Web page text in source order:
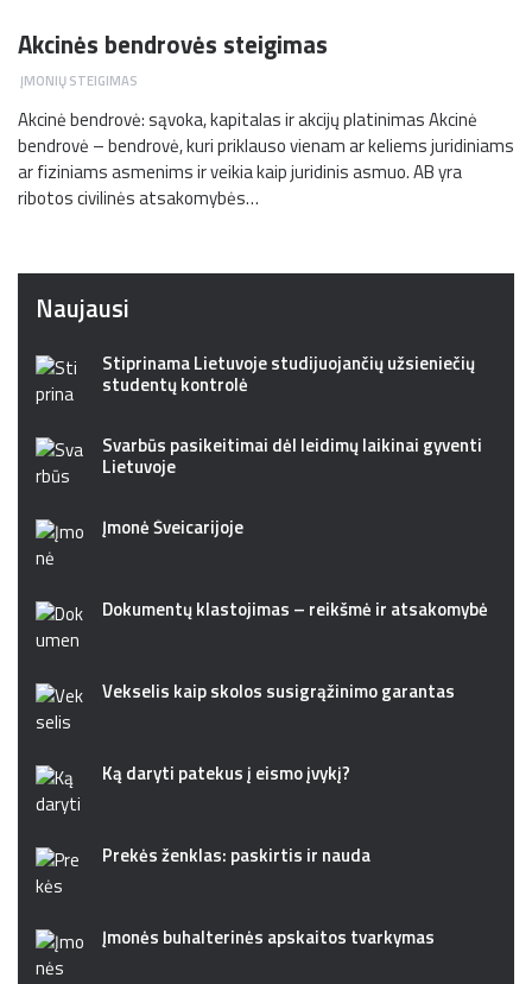
Akcinės bendrovės steigimas
ĮMONIŲ STEIGIMAS
Akcinė bendrovė: sąvoka, kapitalas ir akcijų platinimas Akcinė
bendrovė – bendrovė, kuri priklauso vienam ar keliems juridiniams
ar fiziniams asmenims ir veikia kaip juridinis asmuo. AB yra
ribotos civilinės atsakomybės…
Naujausi
Stiprinama Lietuvoje studijuojančių užsieniečių
studentų kontrolė
Svarbūs pasikeitimai dėl leidimų laikinai gyventi
Lietuvoje
Įmonė Šveicarijoje
Dokumentų klastojimas – reikšmė ir atsakomybė
Vekselis kaip skolos susigrąžinimo garantas
Ką daryti patekus į eismo įvykį?
Prekės ženklas: paskirtis ir nauda
Įmonės buhalterinės apskaitos tvarkymas